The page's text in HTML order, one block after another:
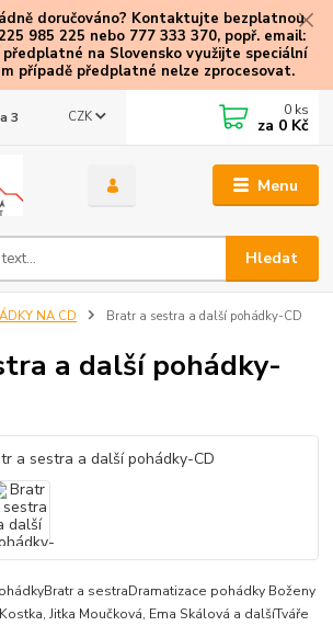
doručováno? Kontaktujte bezplatnou
985 225 nebo 777 333 370, popř. email:
předplatné na Slovensko využijte speciální
případě předplatné nelze zprocesovat.
Menu
CZK
Hledat
3 0 ks
za 0 Kč
NA CD Bratr a sestra a další pohádky-CD
a další pohádky-
a sestraDramatizace pohádky Boženy
Jitka Moučková, Ema Skálová a dalšíTváře